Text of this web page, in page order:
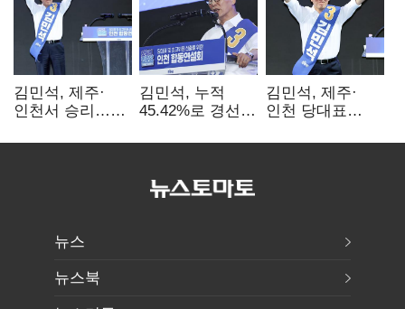
김민석, 제주·
인천서 승리…
탈환'(종합)
김민석, 누적
45.42%로 경선
격차
김민석, 제주·
인천 당대표
뉴스
뉴스북